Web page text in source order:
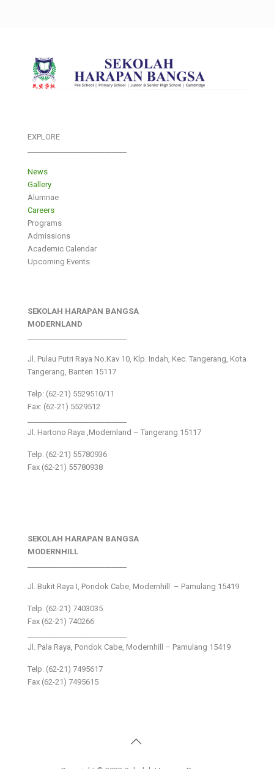
EXPLORE
News
Gallery
Alumnae
Careers
Programs
Admissions
Academic Calendar
Upcoming Events
SEKOLAH HARAPAN BANGSA
MODERNLAND
Jl. Pulau Putri Raya No.Kav 10, Klp. Indah, Kec. Tangerang, Kota
Tangerang, Banten 15117
Telp: (62-21) 5529510/11
Fax: (62-21) 5529512
Jl. Hartono Raya ,Modernland – Tangerang 15117
Telp. (62-21) 55780936
Fax (62-21) 55780938
SEKOLAH HARAPAN BANGSA
MODERNHILL
Jl. Bukit Raya I, Pondok Cabe, Modernhill – Pamulang 15419
Telp. (62-21) 7403035
Fax (62-21) 740266
Jl. Pala Raya, Pondok Cabe, Modernhill – Pamulang 15419
Telp. (62-21) 7495617
Fax (62-21) 7495615